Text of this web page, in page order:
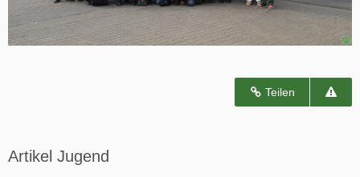
Teilen
Artikel Jugend